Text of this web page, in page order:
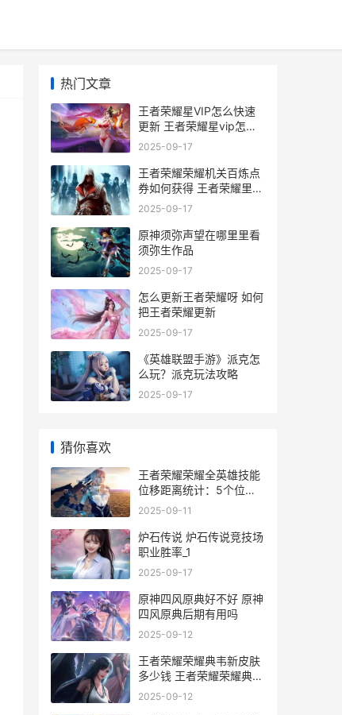
热门文章
王者荣耀星VIP怎么快速
更新 王者荣耀星vip怎么
开通
2025-09-17
王者荣耀荣耀机关百炼点
券如何获得 王者荣耀里面
的荣耀
2025-09-17
原神须弥声望在哪里里看
须弥生作品
2025-09-17
怎么更新王者荣耀呀 如何
把王者荣耀更新
2025-09-17
《英雄联盟手游》派克怎
么玩？派克玩法攻略
2025-09-17
猜你喜欢
王者荣耀荣耀全英雄技能
位移距离统计：5个位移
等级 王者荣耀荣耀全职大
2025-09-11
炉石传说 炉石传说竞技场
职业胜率_1
2025-09-17
原神四风原典好不好 原神
四风原典后期有用吗
2025-09-12
王者荣耀荣耀典韦新皮肤
多少钱 王者荣耀荣耀典藏
多少钱保底
2025-09-12